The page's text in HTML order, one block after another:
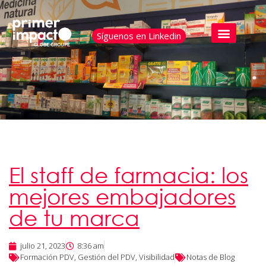
Síguenos en Linkedin
El staff de farmacia: los
mejores embajadores
de tu marca
julio 21, 2023
8:36 am
Formación PDV, Gestión del PDV, Visibilidad Notas de Blog